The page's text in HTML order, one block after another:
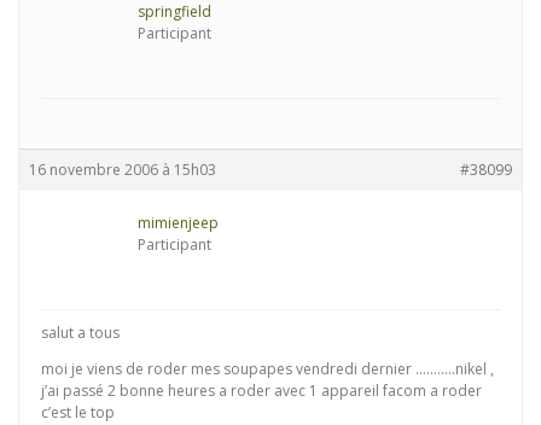
springfield
Participant
16 novembre 2006 à 15h03 #38099
mimienjeep
Participant
salut a tous
moi je viens de roder mes soupapes vendredi dernier ………..nikel ,
j’ai passé 2 bonne heures a roder avec 1 appareil facom a roder
c’est le top